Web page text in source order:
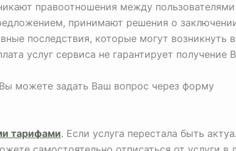
правоотношения между
принимают решения о
последствия, которые могут возникнуть
услуг сервиса не гарантирует получение
можете задать Ваш вопрос через форму
тарифами. Если услуга перестала быть